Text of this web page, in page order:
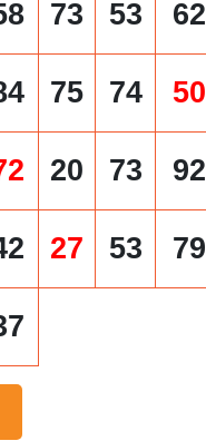
73 53 62
75 74 50
20 73 92
27 53 79